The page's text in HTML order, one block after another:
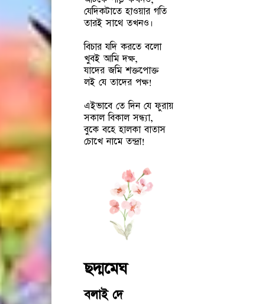
যেদিকটাতে হাওয়ার গতি
তারই সাথে তখনও।
বিচার যদি করতে বলো
খুবই আমি দক্ষ,
যাদের জমি শক্তপোক্ত
লই যে তাদের পক্ষ!
এইভাবে তে দিন যে ফুরায়
সকাল বিকাল সন্ধ্যা,
বুকে বহে হালকা বাতাস
চোখে নামে তন্দ্রা!
ছদ্মমেঘ
বলাই দে